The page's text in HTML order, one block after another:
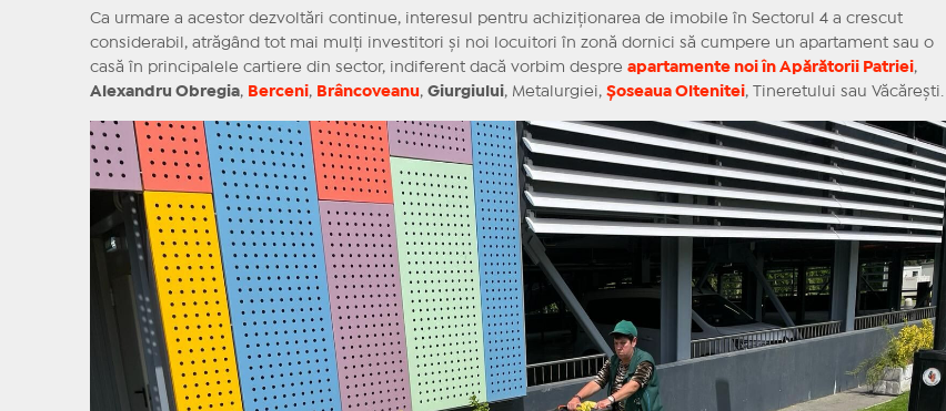
Ca urmare a acestor dezvoltări continue, interesul pentru achiziționarea de imobile în Sectorul 4 a crescut
considerabil, atrăgând tot mai mulți investitori și noi locuitori în zonă dornici să cumpere un apartament sau o
casă în principalele cartiere din sector, indiferent dacă vorbim despre apartamente noi în Apărătorii Patriei,
Alexandru Obregia, Berceni, Brâncoveanu, Giurgiului, Metalurgiei, Șoseaua Oltenitei, Tineretului sau Văcărești.